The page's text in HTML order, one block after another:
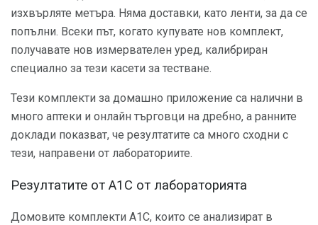
изхвърляте метъра. Няма доставки, като ленти, за да се
попълни. Всеки път, когато купувате нов комплект,
получавате нов измервателен уред, калибриран
специално за тези касети за тестване.
Тези комплекти за домашно приложение са налични в
много аптеки и онлайн търговци на дребно, а ранните
доклади показват, че резултатите са много сходни с
тези, направени от лабораториите.
Резултатите от A1C от лабораторията
Домовите комплекти A1C, които се анализират в